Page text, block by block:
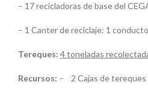
– 17 recicladoras de base del
– 1 Canter de reciclaje: 1
Tereques: 4 toneladas
Recursos: – 2 Cajas de tereques